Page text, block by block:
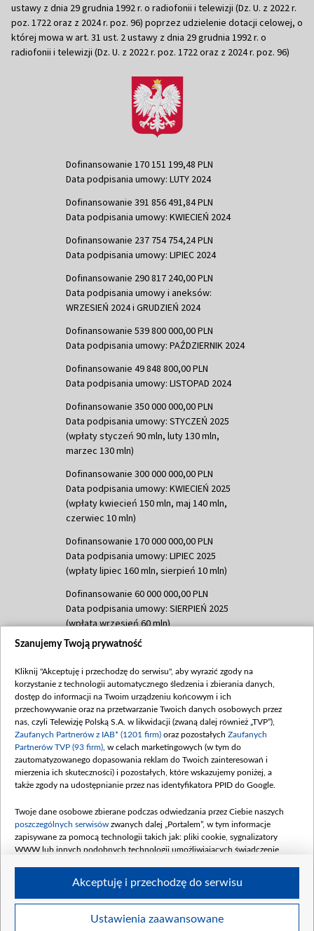
ustawy z dnia 29 grudnia 1992 r. o radiofonii i telewizji (Dz. U. z 2022 r.
poz. 1722 oraz z 2024 r. poz. 96) poprzez udzielenie dotacji celowej, o
której mowa w art. 31 ust. 2 ustawy z dnia 29 grudnia 1992 r. o
radiofonii i telewizji (Dz. U. z 2022 r. poz. 1722 oraz z 2024 r. poz. 96)
Dofinansowanie 170 151 199,48 PLN
Data podpisania umowy: LUTY 2024
Dofinansowanie 391 856 491,84 PLN
Data podpisania umowy: KWIECIEŃ 2024
Dofinansowanie 237 754 754,24 PLN
Data podpisania umowy: LIPIEC 2024
Dofinansowanie 290 817 240,00 PLN
Data podpisania umowy i aneksów:
WRZESIEŃ 2024 i GRUDZIEŃ 2024
Dofinansowanie 539 800 000,00 PLN
Data podpisania umowy: PAŹDZIERNIK 2024
Dofinansowanie 49 848 800,00 PLN
Data podpisania umowy: LISTOPAD 2024
Dofinansowanie 350 000 000,00 PLN
Data podpisania umowy: STYCZEŃ 2025
(wpłaty styczeń 90 mln, luty 130 mln,
marzec 130 mln)
Dofinansowanie 300 000 000,00 PLN
Data podpisania umowy: KWIECIEŃ 2025
(wpłaty kwiecień 150 mln, maj 140 mln,
czerwiec 10 mln)
Dofinansowanie 170 000 000,00 PLN
Data podpisania umowy: LIPIEC 2025
(wpłaty lipiec 160 mln, sierpień 10 mln)
Dofinansowanie 60 000 000,00 PLN
Data podpisania umowy: SIERPIEŃ 2025
(wpłata wrzesień 60 mln)
Dofinansowanie 635 783 051,21 PLN
(wpłata wrzesień 100 mln, październik 350
mln, listopad 265 mln)
Dofinansowanie 48 862 000,00 PLN
Data podpisania umowy: GRUDZIEŃ 2025
(wpłata grudzień 60,548 mln)
Dofinansowanie 900 000 000,00 PLN
Data podpisania umowy: LUTY 2026 (wpłata
kwiecień 180 mln, 7 maja 180 mln, 8
czerwca 90 mln)
Dofinansowanie 250 000 000,00 PLN
4 sierpnia 250 mln
Szanujemy Twoją prywatność
Kliknij "Akceptuję i przechodzę do serwisu", aby wyrazić zgody na
korzystanie z technologii automatycznego śledzenia i zbierania danych,
dostęp do informacji na Twoim urządzeniu końcowym i ich
przechowywanie oraz na przetwarzanie Twoich danych osobowych przez
nas, czyli Telewizję Polską S.A. w likwidacji (zwaną dalej również „TVP”),
Zaufanych Partnerów z IAB* (1201 firm) oraz pozostałych Zaufanych
Partnerów TVP (93 firm) , w celach marketingowych (w tym do
zautomatyzowanego dopasowania reklam do Twoich zainteresowań i
mierzenia ich skuteczności) i pozostałych, które wskazujemy poniżej, a
także zgody na udostępnianie przez nas identyfikatora PPID do Google.
Twoje dane osobowe zbierane podczas odwiedzania przez Ciebie naszych
poszczególnych serwisów zwanych dalej „Portalem”, w tym informacje
zapisywane za pomocą technologii takich jak: pliki cookie, sygnalizatory
WWW lub innych podobnych technologii umożliwiających świadczenie
Twoje dane osobowe zbierane podczas odwiedzania przez Ciebie
Ustawienia zaawansowane
Akceptuję i przechodzę do serwisu